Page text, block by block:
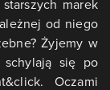
marek
od niego
Żyjemy w
się po
Oczami